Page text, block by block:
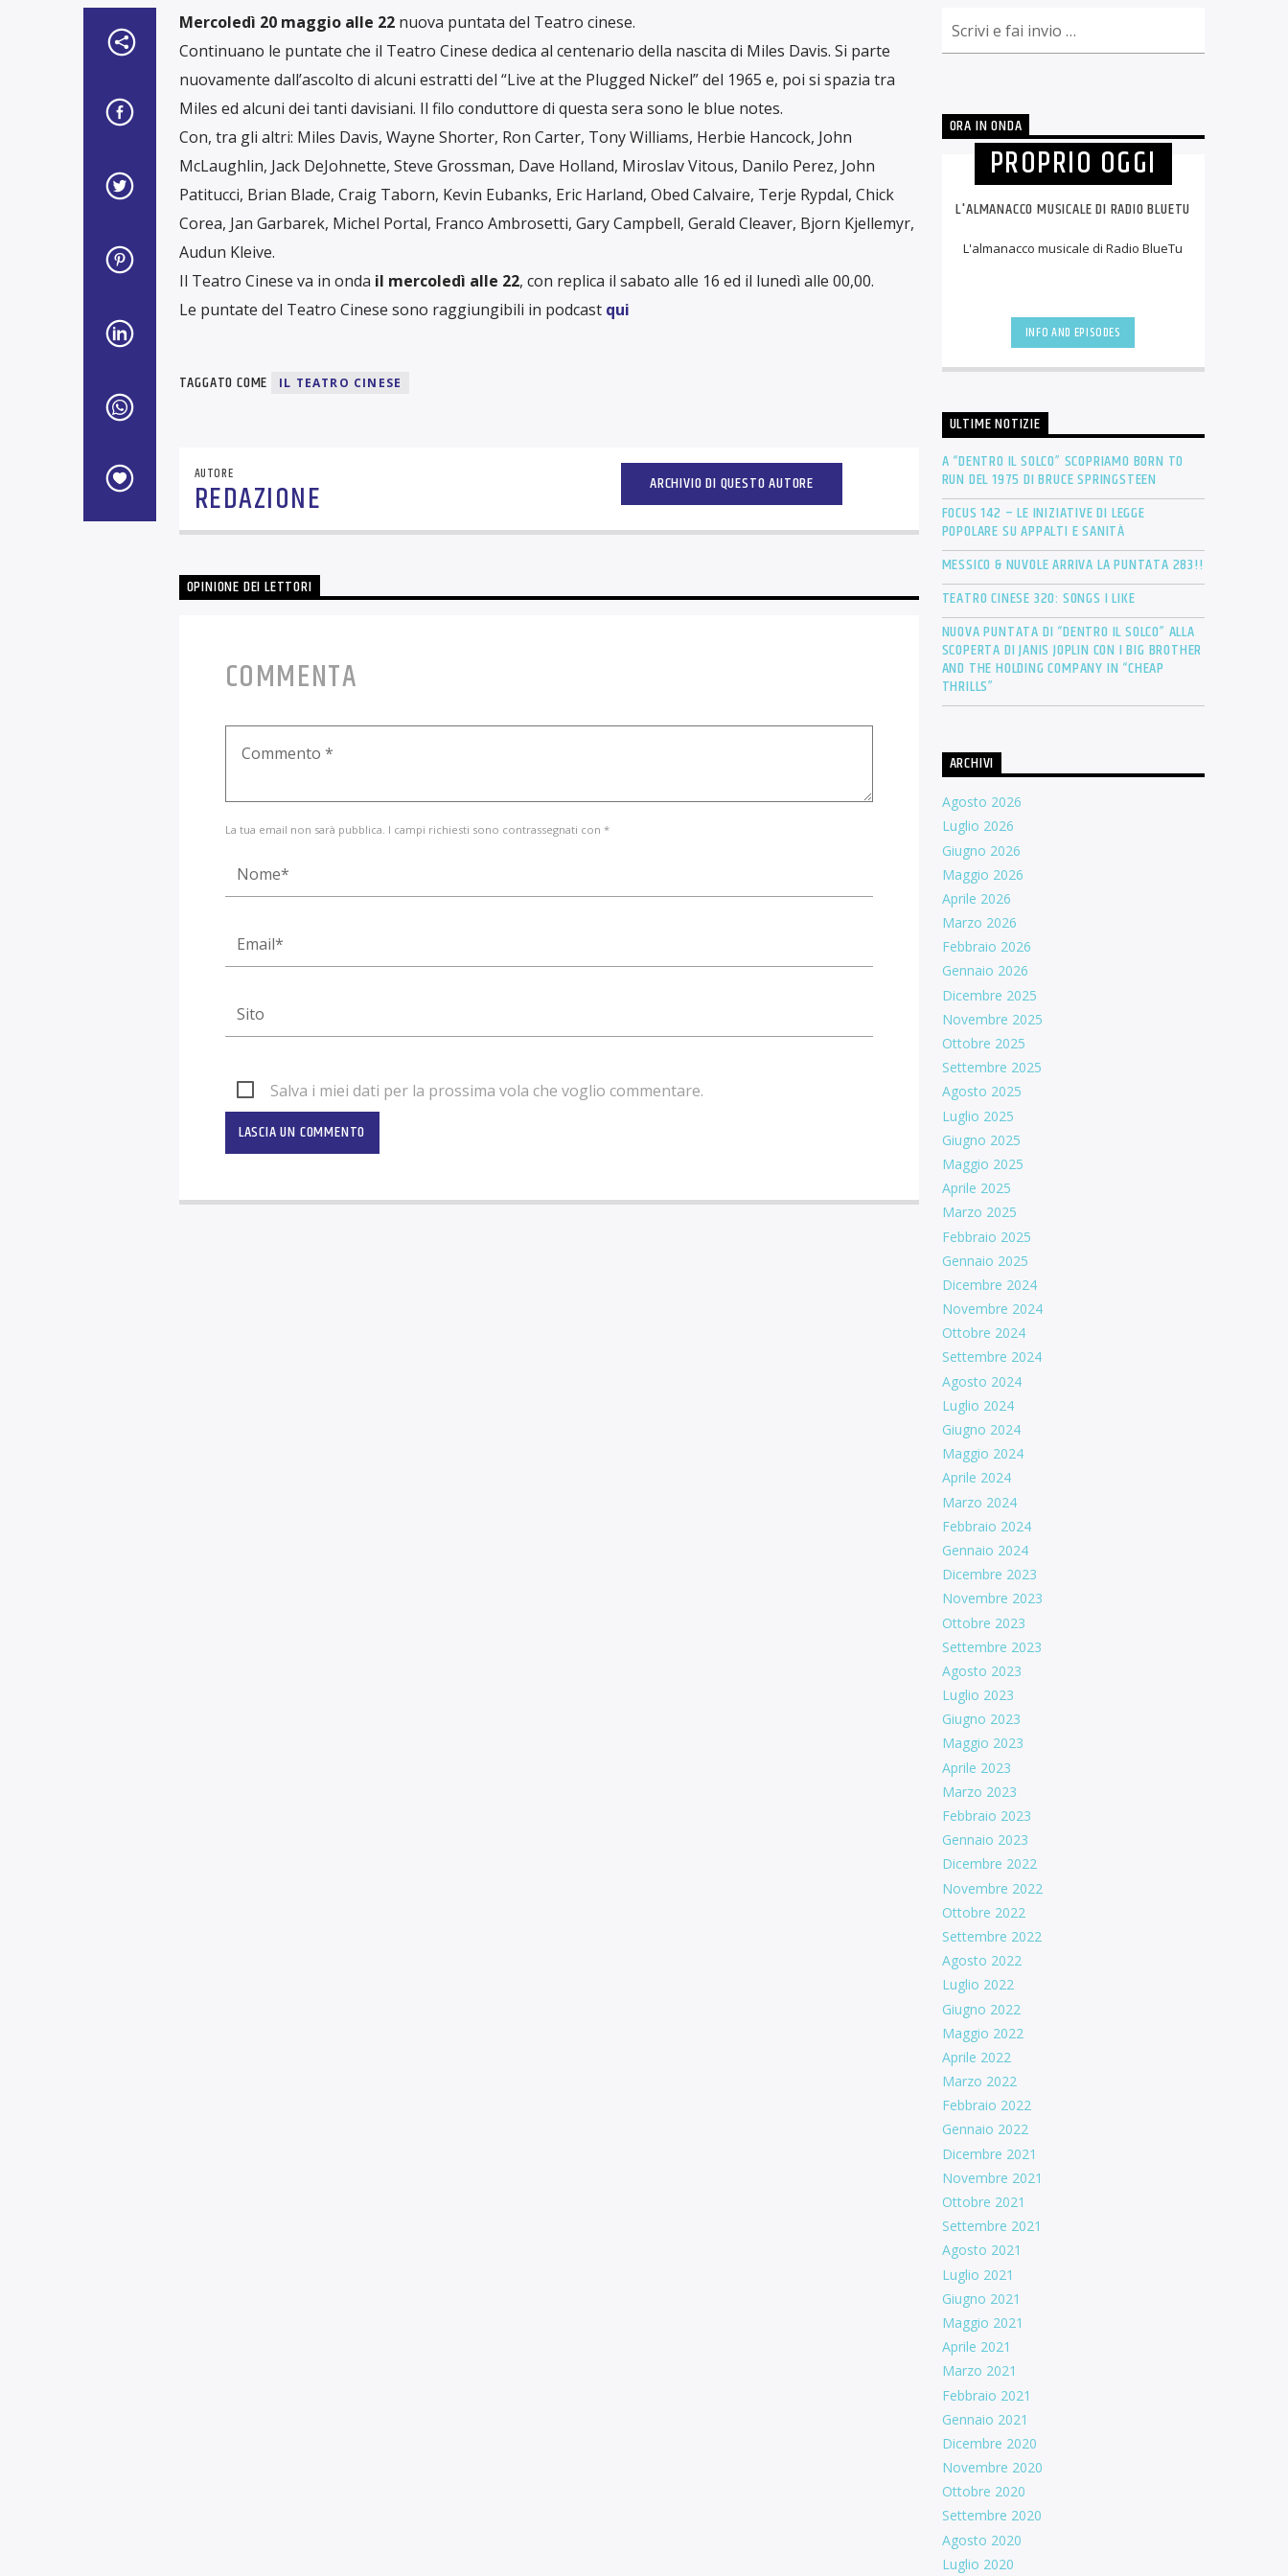
Mercoledì 20 maggio alle 22nuova puntata del Teatro cinese.
Continuano le puntate che il Teatro Cinese dedica al centenario della nascita di Miles Davis. Si parte
nuovamente dall’ascolto di alcuni estratti del “Live at the Plugged Nickel” del 1965 e, poi si spazia tra
Miles ed alcuni dei tanti davisiani. Il filo conduttore di questa sera sono le blue notes.
Con, tra gli altri: Miles Davis, Wayne Shorter, Ron Carter, Tony Williams, Herbie Hancock, John
McLaughlin, Jack DeJohnette, Steve Grossman, Dave Holland, Miroslav Vitous, Danilo Perez, John
Patitucci, Brian Blade, Craig Taborn, Kevin Eubanks, Eric Harland, Obed Calvaire, Terje Rypdal, Chick
Corea, Jan Garbarek, Michel Portal, Franco Ambrosetti, Gary Campbell, Gerald Cleaver, Bjorn Kjellemyr,
Audun Kleive.
Il Teatro Cinese va in onda il mercoledì alle 22, con replica il sabato alle 16 ed il lunedì alle 00,00.
Le puntate del Teatro Cinese sono raggiungibili in podcast qui
TAGGATO COME IL TEATRO CINESE
AUTORE
REDAZIONE ARCHIVIO DI QUESTO AUTORE
OPINIONE DEI LETTORI
COMMENTA
La tua email non sarà pubblica. I campi richiesti sono contrassegnati con *
Salva i miei dati per la prossima vola che voglio commentare.
ORA IN ONDA
PROPRIO OGGI
L'ALMANACCO MUSICALE DI RADIO BLUETU
L'almanacco musicale di Radio BlueTu
INFO AND EPISODES
ULTIME NOTIZIE
A “DENTRO IL SOLCO” SCOPRIAMO BORN TO
RUN DEL 1975 DI BRUCE SPRINGSTEEN
FOCUS 142 – LE INIZIATIVE DI LEGGE
POPOLARE SU APPALTI E SANITÀ
MESSICO & NUVOLE ARRIVA LA PUNTATA 283!!
TEATRO CINESE 320: SONGS I LIKE
NUOVA PUNTATA DI “DENTRO IL SOLCO” ALLA
SCOPERTA DI JANIS JOPLIN CON I BIG BROTHER
AND THE HOLDING COMPANY IN “CHEAP
THRILLS”
ARCHIVI
Agosto 2026
Luglio 2026
Giugno 2026
Maggio 2026
Aprile 2026
Marzo 2026
Febbraio 2026
Gennaio 2026
Dicembre 2025
Novembre 2025
Ottobre 2025
Settembre 2025
Agosto 2025
Luglio 2025
Giugno 2025
Maggio 2025
Aprile 2025
Marzo 2025
Febbraio 2025
Gennaio 2025
Dicembre 2024
Novembre 2024
Ottobre 2024
Settembre 2024
Agosto 2024
Luglio 2024
Giugno 2024
Maggio 2024
Aprile 2024
Marzo 2024
Febbraio 2024
Gennaio 2024
Dicembre 2023
Novembre 2023
Ottobre 2023
Settembre 2023
Agosto 2023
Luglio 2023
Giugno 2023
Maggio 2023
Aprile 2023
Marzo 2023
Febbraio 2023
Gennaio 2023
Dicembre 2022
Novembre 2022
Ottobre 2022
Settembre 2022
Agosto 2022
Luglio 2022
Giugno 2022
Maggio 2022
Aprile 2022
Marzo 2022
Febbraio 2022
Gennaio 2022
Dicembre 2021
Novembre 2021
Ottobre 2021
Settembre 2021
Agosto 2021
Luglio 2021
Giugno 2021
Maggio 2021
Aprile 2021
Marzo 2021
Febbraio 2021
Gennaio 2021
Dicembre 2020
Novembre 2020
Ottobre 2020
Settembre 2020
Agosto 2020
Luglio 2020